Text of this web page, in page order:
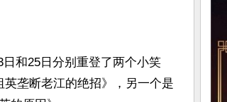
和25日分别重登了两个小笑
垄断老江的绝招》，另一个是